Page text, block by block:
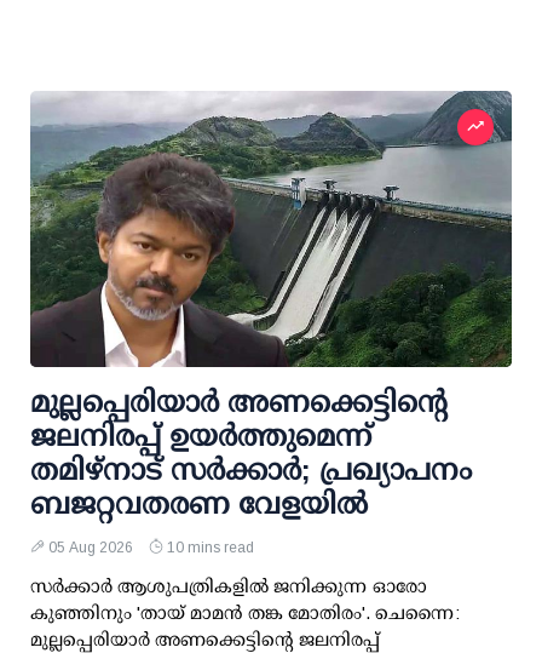
മുല്ലപ്പെരിയാര്‍ അണക്കെട്ടിന്റെ
ജലനിരപ്പ് ഉയര്‍ത്തുമെന്ന്
തമിഴ്‌നാട് സര്‍ക്കാര്‍; പ്രഖ്യാപനം
ബജറ്റവതരണ വേളയില്‍
05 Aug 2026 10 mins read
സര്‍ക്കാര്‍ ആശുപത്രികളില്‍ ജനിക്കുന്ന ഓരോ
കുഞ്ഞിനും 'തായ് മാമന്‍ തങ്ക മോതിരം'. ചെന്നൈ:
മുല്ലപ്പെരിയാര്‍ അണക്കെട്ടിന്റെ ജലനിരപ്പ്